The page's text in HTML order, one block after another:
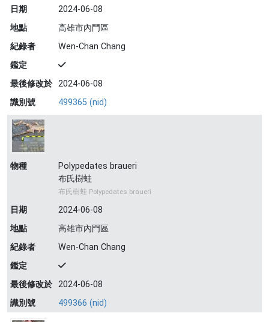
日期
2024-06-08
地點
高雄市內門區
紀錄者
Wen-Chan Chang
鑑定
最後修改於 2024-06-08
識別號
499365 (nid)
物種
Polypedates braueri
布氏樹蛙
布氏樹蛙 Polypedates braueri
日期
2024-06-08
地點
高雄市內門區
紀錄者
Wen-Chan Chang
鑑定
最後修改於 2024-06-08
識別號
499366 (nid)